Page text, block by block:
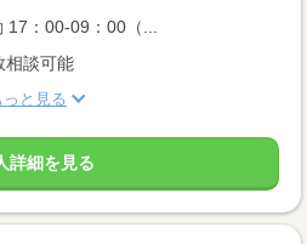
：00-09：00（...
相談可能
っと見る
詳細を見る